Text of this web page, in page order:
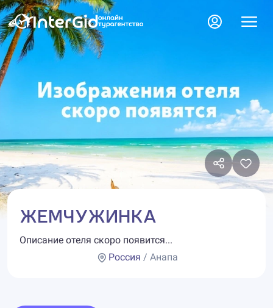
ЖЕМЧУЖИНКА
Описание отеля скоро появится...
Россия / Анапа